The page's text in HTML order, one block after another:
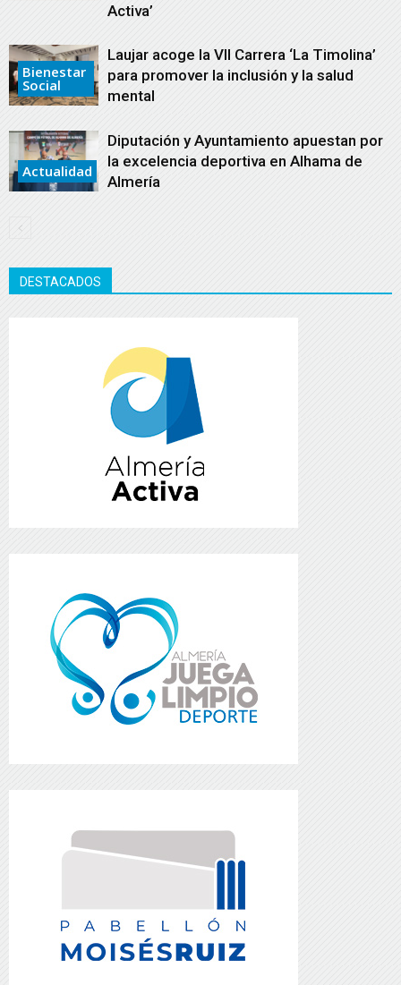
Activa’
Bienestar
Social
Laujar acoge la VII Carrera ‘La Timolina’
para promover la inclusión y la salud
mental
Actualidad
Diputación y Ayuntamiento apuestan por
la excelencia deportiva en Alhama de
Almería
DESTACADOS